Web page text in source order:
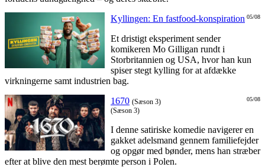
05/08
Kyllingen: En fastfood-konspiration
Et dristigt eksperiment sender
komikeren Mo Gilligan rundt i
Storbritannien og USA, hvor han kun
spiser stegt kylling for at afdække
virkningerne samt industrien bag.
05/08
1670 (Sæson 3)
(Sæson 3)
I denne satiriske komedie navigerer en
gakket adelsmand gennem familiefejder
og opgør med bønder, mens han stræber
efter at blive den mest berømte person i Polen.